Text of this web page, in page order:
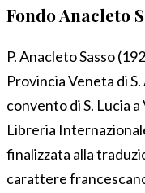
Fondo Anacleto
P. Anacleto Sasso
Provincia Veneta di
convento di S. Lucia
Libreria
finalizzata alla
carattere